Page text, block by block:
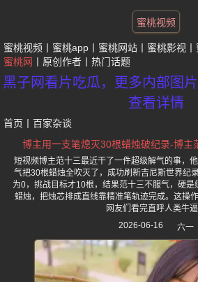
蜜桃视频
蜜桃视频 蜜桃app 蜜桃网站 蜜桃影视
蜜桃网
原创作者 热门话题
黑子网看片吃瓜，更多内部图
查看详情
首页 百家杂谈
博主用一支笔熄灭30根蜡烛破纪录-博主
短视频博主范十三最近干了一件超级解气的事，
气把30根蜡烛全吹灭了，成功刷新吉尼斯世界纪
为0，挑战目标才10根，结果范十三不服气，硬
蜡烛，把烛芯排成直线靠精准笔轨迹完成。这操
网友们看完直呼人类牛逼
2026-06-16
六一